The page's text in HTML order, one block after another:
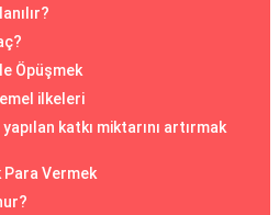
Öpüşmek
ilkeleri
katkı miktarını artırmak
Para Vermek